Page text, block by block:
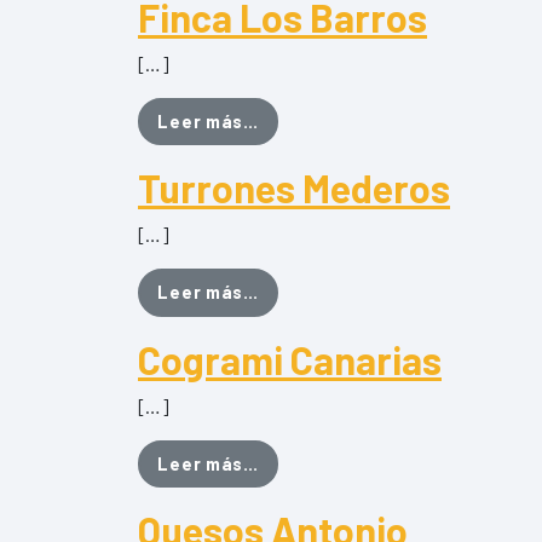
Finca Los Barros
[…]
Leer más… from Finca Los Barros
Turrones Mederos
[…]
Leer más… from Turrones Mederos
Cogrami Canarias
[…]
Leer más… from Cogrami Canarias
Quesos Antonio